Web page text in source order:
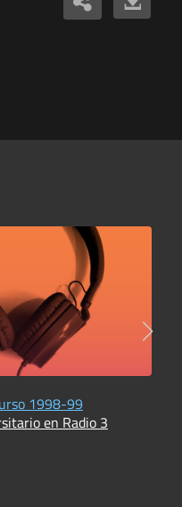
1998-99
en Radio 3